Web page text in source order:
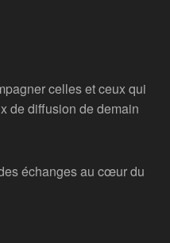
celles et ceux qui
de diffusion de demain
échanges au cœur du